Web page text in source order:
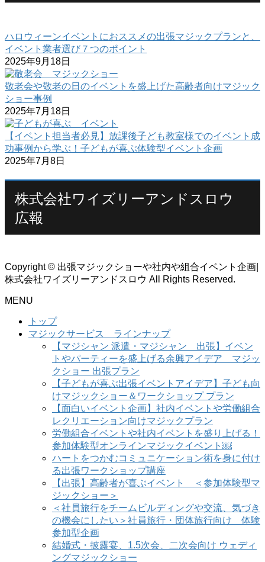
ハロウィーンイベントにおススメの出張マジックプランと、
イベント業者選び７つのポイント
2025年9月18日
敬老会や敬老の日のイベントを盛上げた高齢者向けマジック
ショー事例
2025年7月18日
【イベント担当者必見】放課後子ども教室様でのイベント成
功事例から学ぶ！子どもが喜ぶ体験型イベント企画
2025年7月8日
株式会社ワイズリーアンドスロウ
広報
Copyright © 出張マジックショーや社内や組合イベント企画|
株式会社ワイズリーアンドスロウ All Rights Reserved.
MENU
トップ
マジックサービス ラインナップ
【マジシャン 派遣・マジシャン 出張】イベン
トやパーティーを盛上げる余興アイデア マジッ
クショー 出張プラン
【子どもが喜ぶ出張イベントアイデア】子ども向
けマジックショー＆ワークショップ プラン
【面白いイベント企画】社内イベントや労働組合
レクリエーション向けマジックプラン
労働組合イベントや社内イベントを盛り上げる！
参加体験型オンラインマジックイベント￼
ハートをつかむコミュニケーション術を身に付け
る出張ワークショップ講座
【出張】高齢者が喜ぶイベント ＜参加体験型マ
ジックショー＞
＜社員旅行をチームビルディングや交流、気づき
の機会にしたい＞社員旅行・団体旅行向け 体験
参加型企画
結婚式・披露宴、1.5次会、二次会向け ウェディ
ングマジックショー